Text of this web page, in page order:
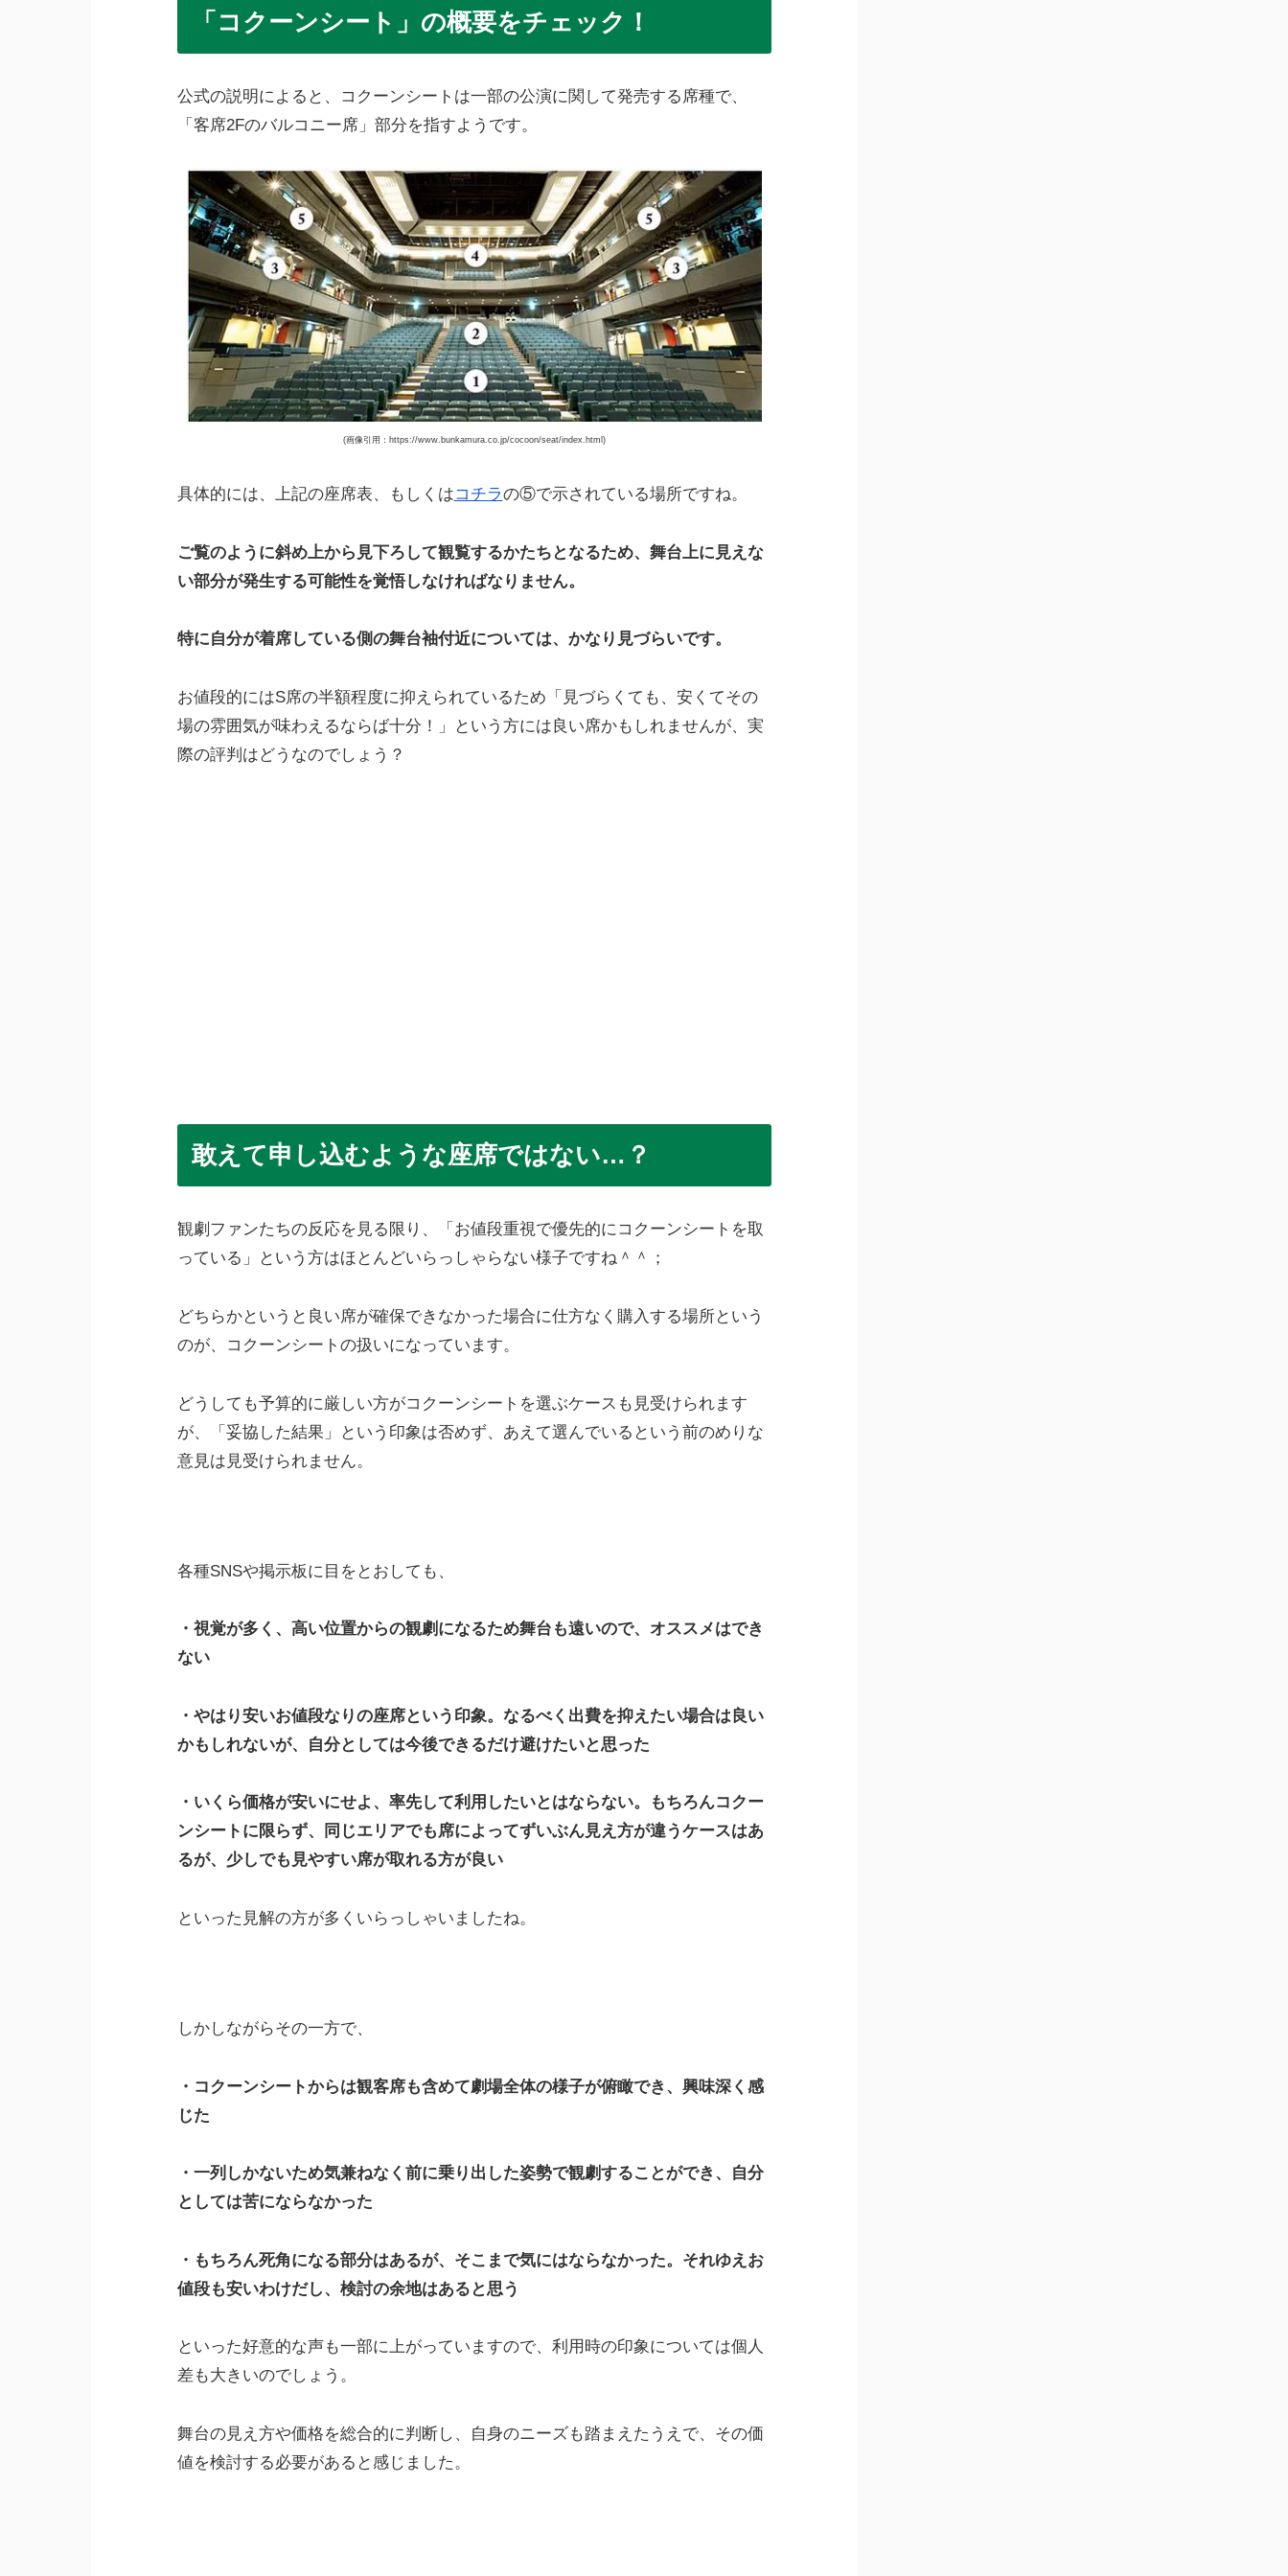
「コクーンシート」の概要をチェック！
公式の説明によると、コクーンシートは一部の公演に関して発売する席種で、
「客席2Fのバルコニー席」部分を指すようです。
(画像引用：https://www.bunkamura.co.jp/cocoon/seat/index.html)
具体的には、上記の座席表、もしくはコチラの⑤で示されている場所ですね。
ご覧のように斜め上から見下ろして観覧するかたちとなるため、舞台上に見えな
い部分が発生する可能性を覚悟しなければなりません。
特に自分が着席している側の舞台袖付近については、かなり見づらいです。
お値段的にはS席の半額程度に抑えられているため「見づらくても、安くてその
場の雰囲気が味わえるならば十分！」という方には良い席かもしれませんが、実
際の評判はどうなのでしょう？
敢えて申し込むような座席ではない…？
観劇ファンたちの反応を見る限り、「お値段重視で優先的にコクーンシートを取
っている」という方はほとんどいらっしゃらない様子ですね＾＾；
どちらかというと良い席が確保できなかった場合に仕方なく購入する場所という
のが、コクーンシートの扱いになっています。
どうしても予算的に厳しい方がコクーンシートを選ぶケースも見受けられます
が、「妥協した結果」という印象は否めず、あえて選んでいるという前のめりな
意見は見受けられません。
各種SNSや掲示板に目をとおしても、
・視覚が多く、高い位置からの観劇になるため舞台も遠いので、オススメはでき
ない
・やはり安いお値段なりの座席という印象。なるべく出費を抑えたい場合は良い
かもしれないが、自分としては今後できるだけ避けたいと思った
・いくら価格が安いにせよ、率先して利用したいとはならない。もちろんコクー
ンシートに限らず、同じエリアでも席によってずいぶん見え方が違うケースはあ
るが、少しでも見やすい席が取れる方が良い
といった見解の方が多くいらっしゃいましたね。
しかしながらその一方で、
・コクーンシートからは観客席も含めて劇場全体の様子が俯瞰でき、興味深く感
じた
・一列しかないため気兼ねなく前に乗り出した姿勢で観劇することができ、自分
としては苦にならなかった
・もちろん死角になる部分はあるが、そこまで気にはならなかった。それゆえお
値段も安いわけだし、検討の余地はあると思う
といった好意的な声も一部に上がっていますので、利用時の印象については個人
差も大きいのでしょう。
舞台の見え方や価格を総合的に判断し、自身のニーズも踏まえたうえで、その価
値を検討する必要があると感じました。